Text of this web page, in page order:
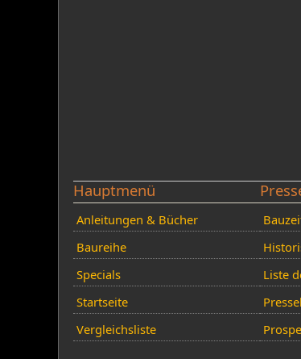
Hauptmenü
Anleitungen & Bücher
Baureihe
Specials
Startseite
Vergleichsliste
Liste